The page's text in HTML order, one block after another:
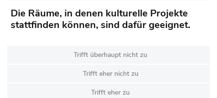
Die Räume, in denen kulturelle Projekte
stattfinden können, sind dafür geeignet.
Trifft überhaupt nicht zu
Trifft eher nicht zu
Trifft eher zu